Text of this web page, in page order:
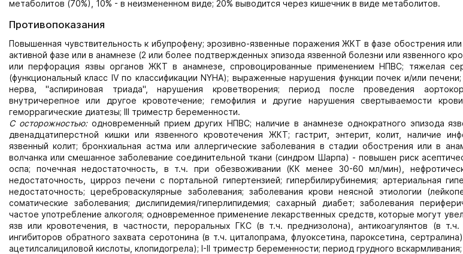
метаболитов (70%), 10% - в неизмененном виде; 20% выводится через кишечник в виде метаболитов.
Противопоказания
Повышенная чувствительность к ибупрофену; эрозивно-язвенные поражения ЖКТ в фазе обострения
активной фазе или в анамнезе (2 или более подтвержденных эпизода язвенной болезни или язвенного
или перфорация язвы органов ЖКТ в анамнезе, спровоцированные применением НПВС; тяжелая
(функциональный класс IV по классификации NYHA); выраженные нарушения функции почек и/или
нерва, "аспириновая триада", нарушения кроветворения; период после проведения
внутричерепное или другое кровотечение; гемофилия и другие нарушения свертываемости крови
геморрагические диатезы; III триместр беременности.
С осторожностью:одновременный прием других НПВС; наличие в анамнезе однократного эпизода
двенадцатиперстной кишки или язвенного кровотечения ЖКТ; гастрит, энтерит, колит, наличие
язвенный колит; бронхиальная астма или аллергические заболевания в стадии обострения или в
волчанка или смешанное заболевание соединительной ткани (синдром Шарпа) - повышен риск
оспа; почечная недостаточность, в т.ч. при обезвоживании (КК менее 30-60 мл/мин),
недостаточность, цирроз печени с портальной гипертензией; гипербилирубинемия; артериальная
недостаточность; цереброваскулярные заболевания; заболевания крови неясной этиологии
соматические заболевания; дислипидемия/гиперлипидемия; сахарный диабет; заболевания
частое употребление алкоголя; одновременное применение лекарственных средств, которые могут
язв или кровотечения, в частности, пероральных ГКС (в т.ч. преднизолона), антикоагулянтов (в т.ч.
ингибиторов обратного захвата серотонина (в т.ч. циталопрама, флуоксетина, пароксетина,
ацетилсалициловой кислоты, клопидогрела); I-II триместр беременности; период грудного